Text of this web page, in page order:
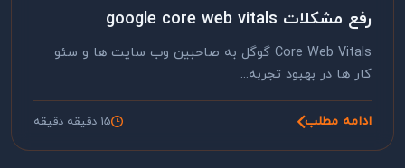
رفع مشکلات google core web vitals
Core Web Vitals گوگل به صاحبین وب سایت ها و سئو
کار ها در بهبود تجربه...
ادامه مطلب 15 دقیقه دقیقه